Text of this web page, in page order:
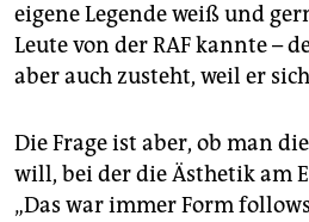
eigene Legende weiß und
Leute von der RAF kannte –
aber auch zusteht, weil er
Die Frage ist aber, ob man
will, bei der die Ästhetik am
„Das war immer Form